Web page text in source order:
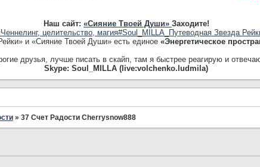
Наш сайт: «Сияние Твоей Души» Заходите!
целительство, магия#Soul_MILLA_Путеводная Звезда
и «Сияние Твоей Души» есть единое «Энергетическое
друзья, лучше писать в скайп, там я быстрее реагирую и
Skype: Soul_MILLA (live:volchenko.ludmila)
» 37 Счет Радости Cherrysnow888